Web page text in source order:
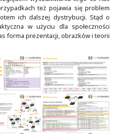
mają charakter
skryptu, jaki otrzymywał
same w sobie dość